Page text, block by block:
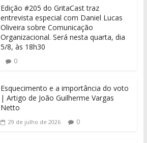
Edição #205 do GritaCast traz
entrevista especial com Daniel Lucas
Oliveira sobre Comunicação
Organizacional. Será nesta quarta, dia
5/8, às 18h30
0
Esquecimento e a importância do voto
| Artigo de João Guilherme Vargas
Netto
29 de julho de 2026 0